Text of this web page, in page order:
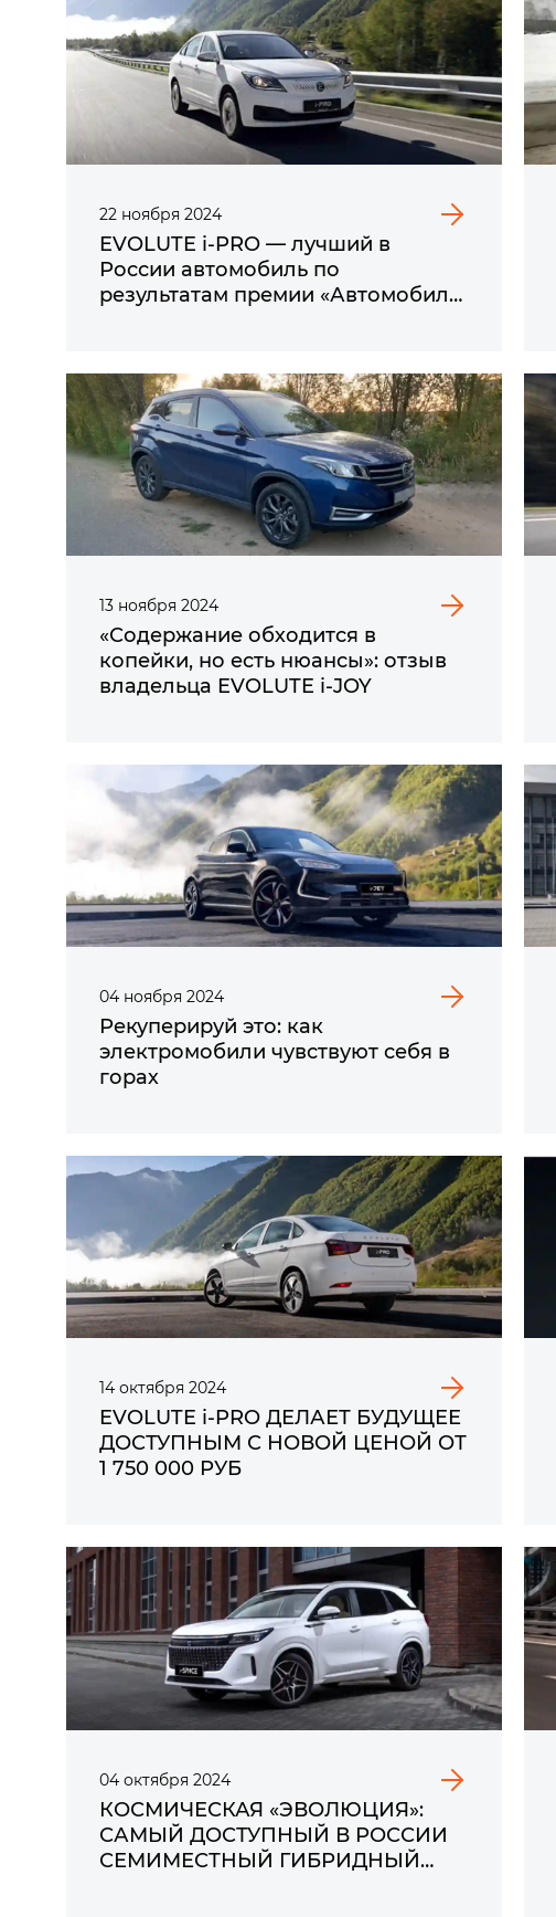
22 ноября 2024
EVOLUTE i‑PRO — лучший в
России автомобиль по
результатам премии «Автомобиль
13 ноября 2024
«Содержание обходится в
копейки, но есть нюансы»: отзыв
владельца EVOLUTE i-JOY
04 ноября 2024
Рекуперируй это: как
электромобили чувствуют себя в
горах
14 октября 2024
EVOLUTE i-PRO ДЕЛАЕТ БУДУЩЕЕ
ДОСТУПНЫМ С НОВОЙ ЦЕНОЙ ОТ
1 750 000 РУБ
04 октября 2024
КОСМИЧЕСКАЯ «ЭВОЛЮЦИЯ»:
САМЫЙ ДОСТУПНЫЙ В РОССИИ
СЕМИМЕСТНЫЙ ГИБРИДНЫЙ